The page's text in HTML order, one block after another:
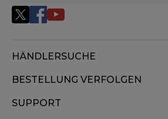
HÄNDLERSUCHE
BESTELLUNG VERFOLGEN
SUPPORT